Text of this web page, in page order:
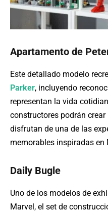
Apartamento de
Este detallado modelo
Parker, incluyendo
representan la vida
constructores podrán
disfrutan de una de las
memorables inspiradas en
Daily Bugle
Uno de los modelos de
Marvel, el set de